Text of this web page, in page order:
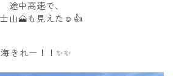
途中高速で、
山🗻も見えた☺️👍
海きれー！！✨✨